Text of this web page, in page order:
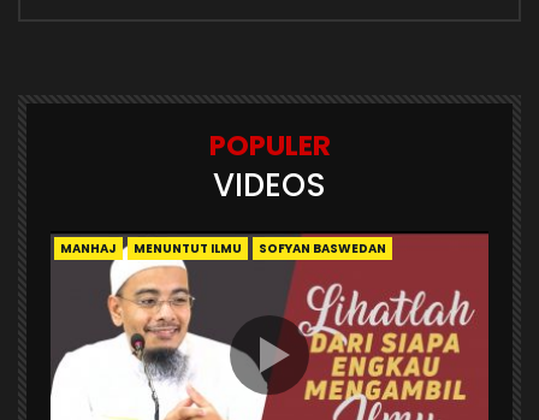
POPULER
VIDEOS
MANHAJ MENUNTUT ILMU SOFYAN BASWEDAN